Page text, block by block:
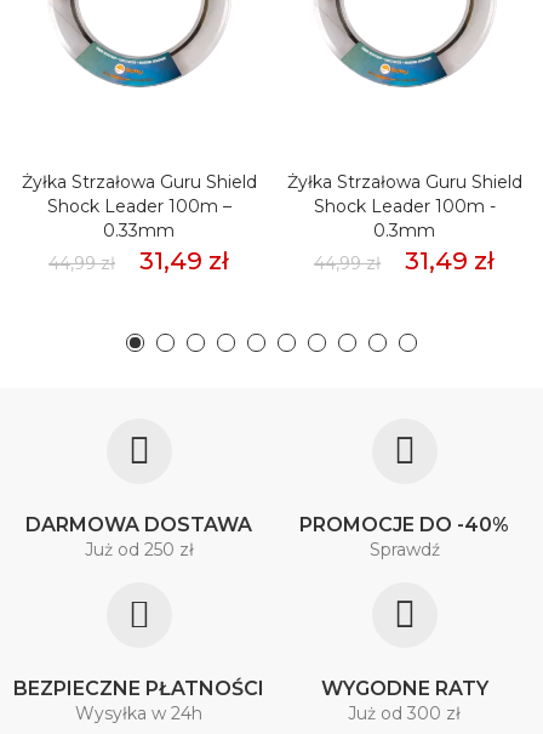
Żyłka Strzałowa Guru Shield
Shock Leader 100m –
0.33mm
44,99 zł
31,49 zł
Żyłka Strzałowa Guru Shield
Shock Leader 100m -
0.3mm
44,99 zł
31,49 zł
DARMOWA DOSTAWA
Już od 250 zł
PROMOCJE DO -40%
Sprawdź
BEZPIECZNE PŁATNOŚCI
Wysyłka w 24h
WYGODNE RATY
Już od 300 zł